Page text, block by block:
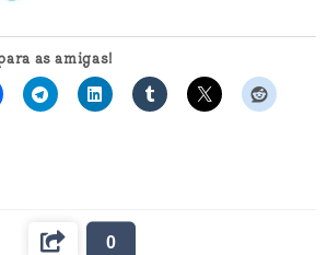
as amigas!
0